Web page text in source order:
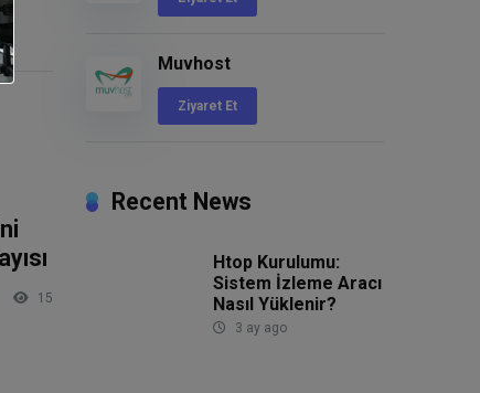
15
Muvhost
Ziyaret Et
Recent News
Htop Kurulumu:
Sistem İzleme Aracı
Nasıl Yüklenir?
3 ay ago